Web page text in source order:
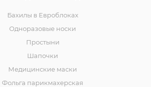
Бахилы в Евроблоках
Одноразовые носки
Простыни
Шапочки
Медицинские маски
Фольга парикмахерская